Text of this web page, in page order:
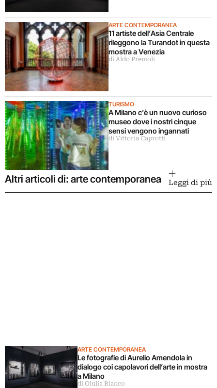
ARTE CONTEMPORANEA
11 artiste dell’Asia Centrale
rileggono la Turandot in questa
mostra a Venezia
di Aldo Premoli
TURISMO
A Milano c’è un nuovo curioso
museo dove i nostri cinque
sensi vengono ingannati
di Vittoria Caprotti
Altri articoli di: arte contemporanea Leggi di più
ARTE CONTEMPORANEA
Le fotografie di Aurelio Amendola in
dialogo coi capolavori dell’arte in mostra
a Milano
di Giulia Bianco